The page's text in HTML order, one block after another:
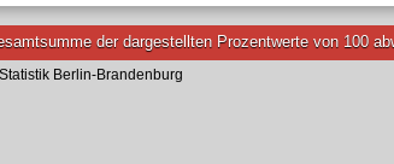
der dargestellten Prozentwerte von 100
Berlin-Brandenburg